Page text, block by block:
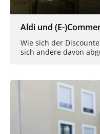
Aldi und (E-
Wie sich der
sich andere davon